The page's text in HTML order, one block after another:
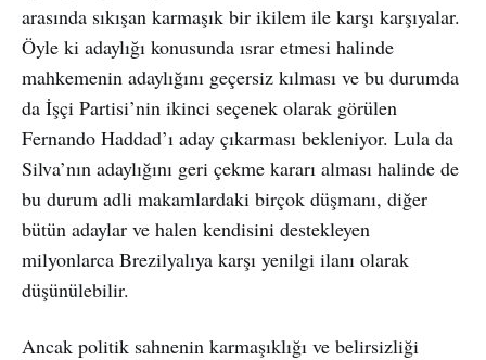
arasında sıkışan karmaşık bir ikilem ile karşı karşıyalar.
Öyle ki adaylığı konusunda ısrar etmesi halinde
mahkemenin adaylığını geçersiz kılması ve bu durumda
da İşçi Partisi’nin ikinci seçenek olarak görülen
Fernando Haddad’ı aday çıkarması bekleniyor. Lula da
Silva’nın adaylığını geri çekme kararı alması halinde de
bu durum adli makamlardaki birçok düşmanı, diğer
bütün adaylar ve halen kendisini destekleyen
milyonlarca Brezilyalıya karşı yenilgi ilanı olarak
düşünülebilir.
Ancak politik sahnenin karmaşıklığı ve belirsizliği